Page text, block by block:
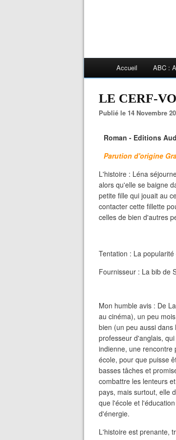
Accueil ABC :
LE CERF-
Publié le 14 Novembre
Roman - Editions
Parution d'origine
L'histoire : Léna
alors qu'elle se baigne
petite fille qui jouait au
contacter cette fillette
celles de bien d'autres
Tentation : La
Fournisseur : La bib de
Mon humble avis : De
au cinéma), un peu
bien (un peu aussi
professeur d'anglais,
indienne, une rencontre
école, pour que puisse
basses tâches et
combattre les lenteurs
pays, mais surtout, elle
que l'école et
d'énergie.
L'histoire est prenante,